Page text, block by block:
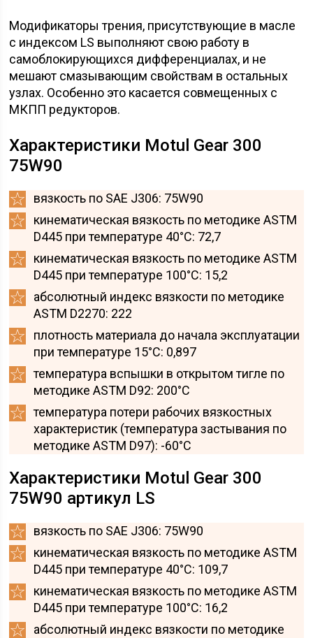
Модификаторы трения, присутствующие в масле
с индексом LS выполняют свою работу в
самоблокирующихся дифференциалах, и не
мешают смазывающим свойствам в остальных
узлах. Особенно это касается совмещенных с
МКПП редукторов.
Характеристики Motul Gear 300
75W90
вязкость по SAE J306: 75W90
кинематическая вязкость по методике ASTM
D445 при температуре 40°C: 72,7
кинематическая вязкость по методике ASTM
D445 при температуре 100°C: 15,2
абсолютный индекс вязкости по методике
ASTM D2270: 222
плотность материала до начала эксплуатации
при температуре 15°C: 0,897
температура вспышки в открытом тигле по
методике ASTM D92: 200°C
температура потери рабочих вязкостных
характеристик (температура застывания по
методике ASTM D97): -60°C
Характеристики Motul Gear 300
75W90 артикул LS
вязкость по SAE J306: 75W90
кинематическая вязкость по методике ASTM
D445 при температуре 40°C: 109,7
кинематическая вязкость по методике ASTM
D445 при температуре 100°C: 16,2
абсолютный индекс вязкости по методике